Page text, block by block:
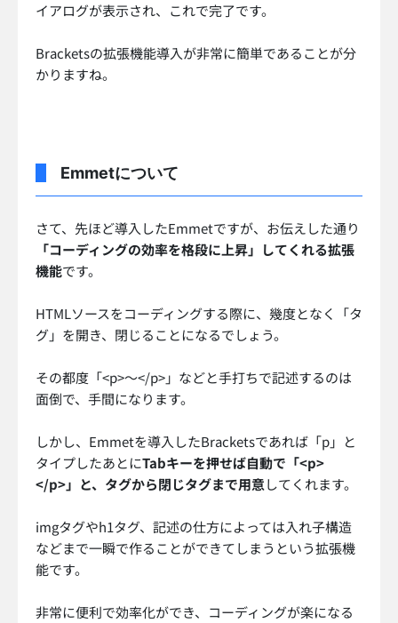
イアログが表示され、これで完了です。
Bracketsの拡張機能導入が非常に簡単であることが分
かりますね。
Emmetについて
さて、先ほど導入したEmmetですが、お伝えした通り
「コーディングの効率を格段に上昇」してくれる拡張
機能です。
HTMLソースをコーディングする際に、幾度となく「タ
グ」を開き、閉じることになるでしょう。
その都度「<p>〜</p>」などと手打ちで記述するのは
面倒で、手間になります。
しかし、Emmetを導入したBracketsであれば「p」と
タイプしたあとにTabキーを押せば自動で「<p>
</p>」と、タグから閉じタグまで用意してくれます。
imgタグやh1タグ、記述の仕方によっては入れ子構造
などまで一瞬で作ることができてしまうという拡張機
能です。
非常に便利で効率化ができ、コーディングが楽になる